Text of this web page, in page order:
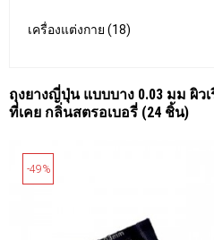
เครื่องแต่งกาย (18)
ถุงยางญี่ปุ่น แบบบาง 0.03 มม ผิ
ที่เคย กลิ่นสตรอเบอรี่ (24 ชิ้น)
-49%